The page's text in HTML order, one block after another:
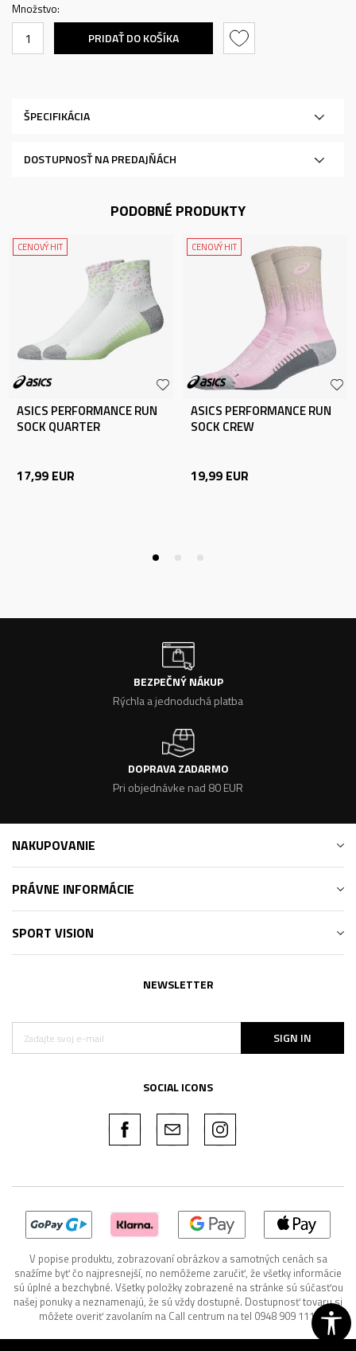
Množstvo:
PRIDAŤ DO KOŠÍKA
ŠPECIFIKÁCIA
DOSTUPNOSŤ NA PREDAJŇÁCH
PODOBNÉ PRODUKTY
CENOVÝ HIT
ASICS PERFORMANCE RUN
SOCK QUARTER
17,99 EUR
CENOVÝ HIT
ASICS PERFORMANCE RUN
SOCK CREW
19,99 EUR
BEZPEČNÝ NÁKUP
Rýchla a jednoduchá platba
DOPRAVA ZADARMO
Pri objednávke nad 80 EUR
NAKUPOVANIE
PRÁVNE INFORMÁCIE
SPORT VISION
NEWSLETTER
SIGN IN
SOCIAL ICONS
V popise produktu, zobrazovaní obrázkov a samotných cenách sa
snažíme byť čo najpresnejší, no nemôžeme zaručiť, že všetky informácie
sú úplné a bezchybné. Všetky položky zobrazené na stránke sú súčasťou
našej ponuky a neznamenajú, že sú vždy dostupné. Dostupnosť tovaru si
môžete overiť zavolaním na Call centrum na tel 0948 909 111.